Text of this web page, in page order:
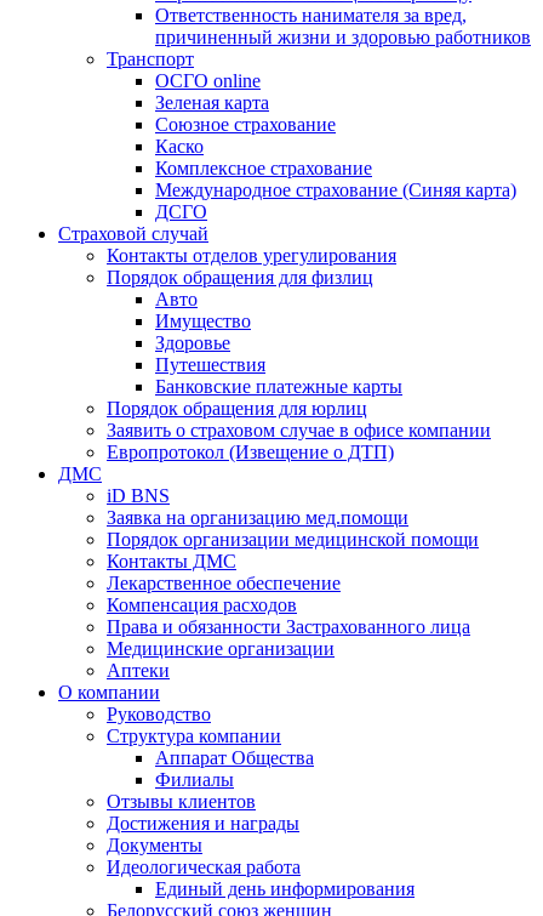
Ответственность нанимателя за вред,
причиненный жизни и здоровью работников
Транспорт
ОСГО online
Зеленая карта
Союзное страхование
Каско
Комплексное страхование
Международное страхование (Синяя карта)
ДСГО
Страховой случай
Контакты отделов урегулирования
Порядок обращения для физлиц
Авто
Имущество
Здоровье
Путешествия
Банковские платежные карты
Порядок обращения для юрлиц
Заявить о страховом случае в офисе компании
Европротокол (Извещение о ДТП)
ДМС
iD BNS
Заявка на организацию мед.помощи
Порядок организации медицинской помощи
Контакты ДМС
Лекарственное обеспечение
Компенсация расходов
Права и обязанности Застрахованного лица
Медицинские организации
Аптеки
О компании
Руководство
Структура компании
Аппарат Общества
Филиалы
Отзывы клиентов
Достижения и награды
Документы
Идеологическая работа
Единый день информирования
Белорусский союз женщин